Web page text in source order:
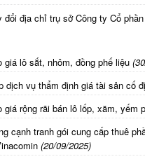
địa chỉ trụ sở Công ty Cổ
lô sắt, nhôm, đồng phế liệu
dịch vụ thẩm định giá tài sản cố
rộng rãi bán lô lốp, xăm, yếm
cạnh tranh gói cung cấp thuê
(20/09/2025)